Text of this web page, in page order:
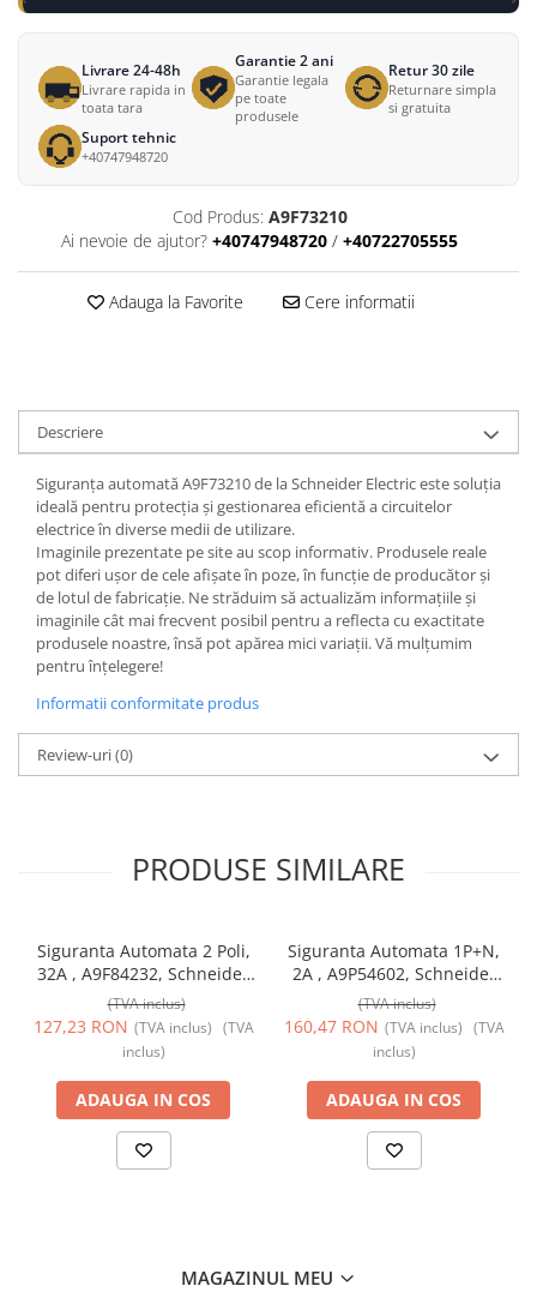
Livrare 24-48h
Livrare rapida in
toata tara
Garantie 2 ani
Garantie legala
pe toate
produsele
Retur 30 zile
Returnare simpla
si gratuita
Suport tehnic
+40747948720
Cod Produs: A9F73210
Ai nevoie de ajutor? +40747948720 / +40722705555
Adauga la Favorite Cere informatii
Descriere
Siguranța automată A9F73210 de la Schneider Electric este soluția
ideală pentru protecția și gestionarea eficientă a circuitelor
electrice în diverse medii de utilizare.
Imaginile prezentate pe site au scop informativ. Produsele reale
pot diferi ușor de cele afișate în poze, în funcție de producător și
de lotul de fabricație. Ne străduim să actualizăm informațiile și
imaginile cât mai frecvent posibil pentru a reflecta cu exactitate
produsele noastre, însă pot apărea mici variații. Vă mulțumim
pentru înțelegere!
Informatii conformitate produs
Review-uri(0)
PRODUSE SIMILARE
Siguranta Automata 2 Poli,
32A , A9F84232, Schneider
Electric
(TVA inclus)
127,23 RON (TVA inclus) (TVA
inclus)
ADAUGA IN COS
Siguranta Automata 1P+N,
2A , A9P54602, Schneider
Electric
(TVA inclus)
160,47 RON (TVA inclus) (TVA
inclus)
ADAUGA IN COS
MAGAZINUL MEU